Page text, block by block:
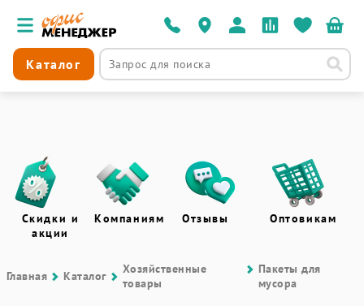
Каталог
Скидки и
акции
Компаниям Отзывы Оптовикам
Главная Каталог
Хозяйственные
товары
Пакеты для
мусора